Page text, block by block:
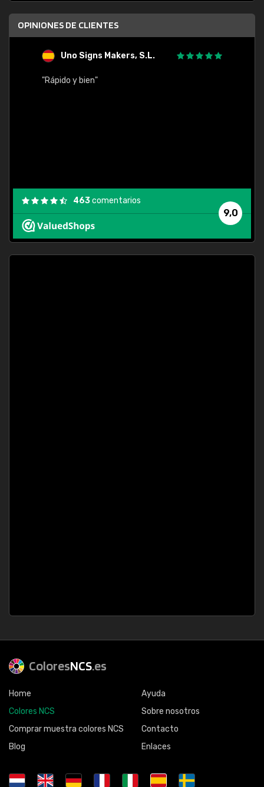
OPINIONES DE CLIENTES
Uno Signs Makers, S.L.
"Rápido y bien"
9,0
463comentarios
ColoresNCS.es
Home
Colores NCS
Comprar muestra colores NCS
Blog
Ayuda
Sobre nosotros
Contacto
Enlaces